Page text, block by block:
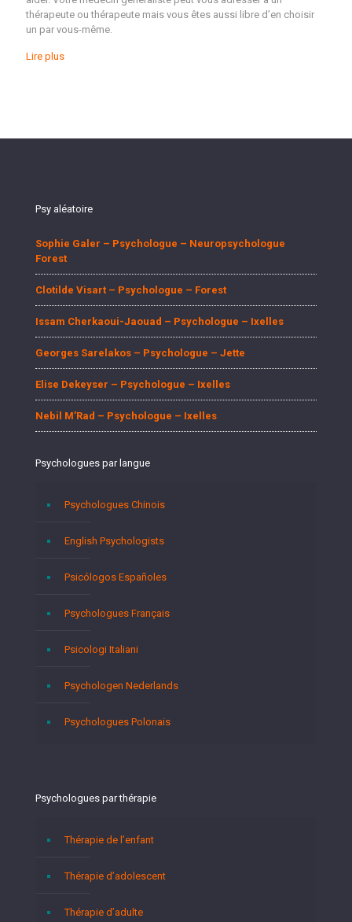
thérapeute ou thérapeute mais vous êtes aussi libre d’en choisir
un par vous-même.
Lire plus
Psy aléatoire
Sophie Galer – Psychologue – Neuropsychologue
Forest
Clotilde Visart – Psychologue – Forest
Issam Cherkaoui-Jaouad – Psychologue – Ixelles
Georges Sarelakos – Psychologue – Jette
Elise Dekeyser – Psychologue – Ixelles
Nebil M’Rad – Psychologue – Ixelles
Psychologues par langue
Psychologues Chinois
English Psychologists
Psicólogos Españoles
Psychologues Français
Psicologi Italiani
Psychologen Nederlands
Psychologues Polonais
Psychologues par thérapie
Thérapie de l’enfant
Thérapie d’adolescent
Thérapie d’adulte